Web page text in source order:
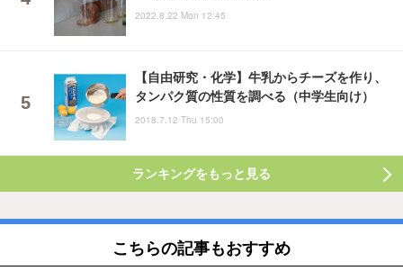
2022.8.22 Mon 12:45
【自由研究・化学】牛乳からチーズを作り、
タンパク質の性質を調べる（中学生向け）
2018.7.12 Thu 15:00
ランキングをもっと見る
こちらの記事もおすすめ